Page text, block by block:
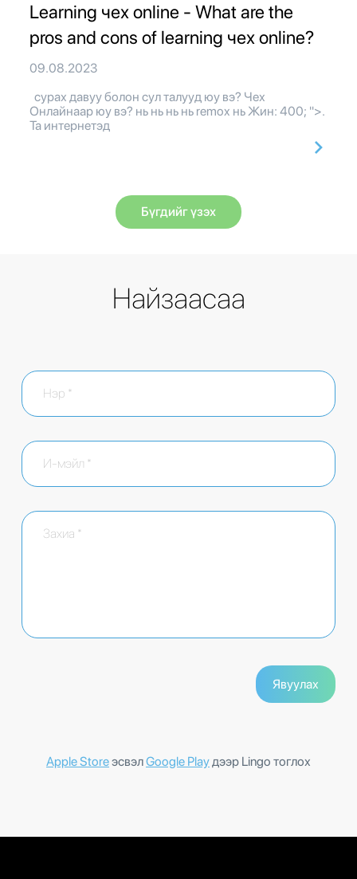
Learning чех online - What are the
pros and cons of learning чех online?
09.08.2023
сурах давуу болон сул талууд юу вэ? Чех
Онлайнаар юу вэ? нь нь нь нь remox нь Жин: 400; ">.
Та интернетэд
Бүгдийг үзэх
Найзаасаа
Apple StoreэсвэлGoogle Playдээр Lingo тоглох